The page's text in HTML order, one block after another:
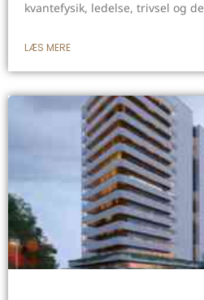
kvantefysik, ledelse, trivsel og de
LÆS MERE